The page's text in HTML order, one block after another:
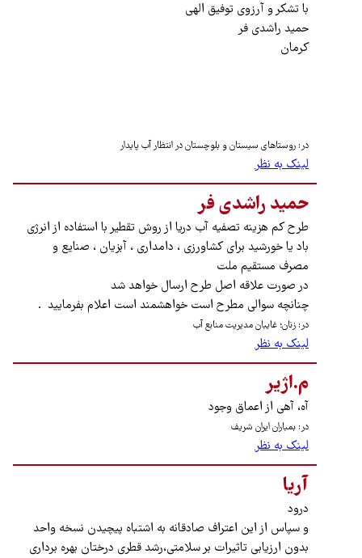
با تشکر و آرزوی توفیق الهی
حمید راشدی فر
کرمان
در: روستاهای سیستان و بلوچستان در انتظار آب پایدار
لینک به نظر
حمید راشدی فر
طرح کم هزینه تصفیه آب دریا از روش تقطیر با استفاده از انرژی
باد یا خورشید برای کشاورزی ، دامداری ، آبزیان ، صنایع و
مصرف مستقیم ملت
در صورت علاقه اصل طرح ارسال خواهد شد
چنانچه سوالی مطرح است خواهشمند است اعلام بفرمایید .
در: زنان؛ غایبان مدیریت منابع آب
لینک به نظر
م.اژیر
آه، آهی از اعماق وجود
در: بمباران ایران شریف
لینک به نظر
آریا
درود
و سپاس از این اعتراف صادقانه به اشتباه پیچیدن نسخه واحد
بدون ارزیابی تاثیرات بر سلامتی،رشد قطری درختان بهره برداری